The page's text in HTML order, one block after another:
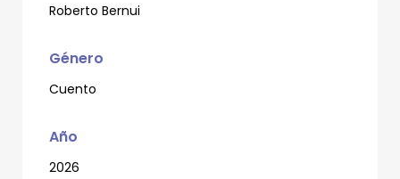
Roberto Bernui
Género
Cuento
Año
2026